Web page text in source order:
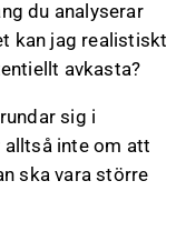
du analyserar
kan jag realistiskt
avkasta?
sig i
inte om att
ska vara större